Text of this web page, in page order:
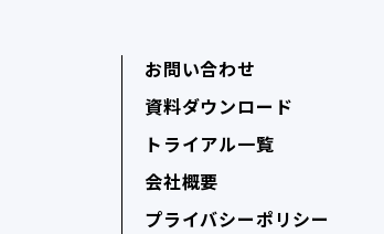
お問い合わせ
資料ダウンロード
トライアル一覧
会社概要
プライバシーポリシー